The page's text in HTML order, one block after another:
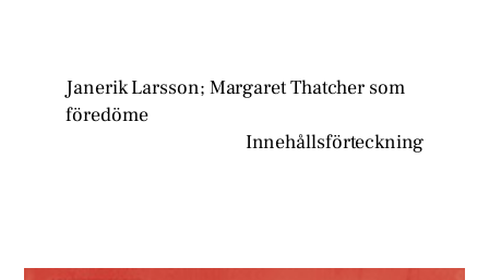
Janerik Larsson; Margaret Thatcher som
föredöme
Innehållsförteckning